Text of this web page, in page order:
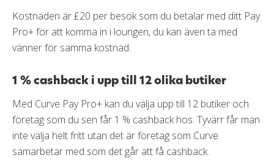
Kostnaden är £20 per besök som du betalar med ditt Pay
Pro+ för att komma in i loungen, du kan även ta med
vänner för samma kostnad.
1 % cashback i upp till 12 olika butiker
Med Curve Pay Pro+ kan du välja upp till 12 butiker och
företag som du sen får 1 % cashback hos. Tyvärr får man
inte välja helt fritt utan det är företag som Curve
samarbetar med som det går att få cashback.